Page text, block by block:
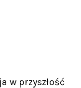
w przyszłość